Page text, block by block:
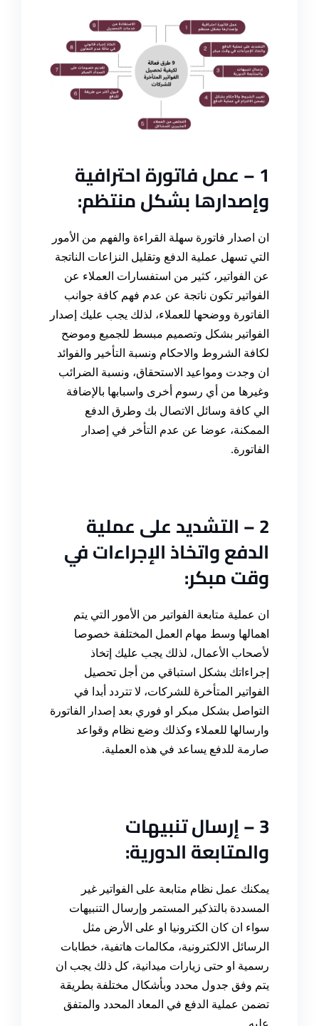
1 – عمل فاتورةاحترافية
وإصدارها بشكل منتظم:
ان اصدار فاتورة سهلة القراءة والفهم من الأمور
التي تسهل عملية الدفع وتقليل النزاعات الناتجة
عن الفواتير، كثير من استفسارات العملاء عن
الفواتير تكون ناتجة عن عدم فهم كافة جوانب
الفاتورة ووضحها للعملاء، لذلك يجب عليك إصدار
الفواتير بشكل وتصميم مبسط للجميع وموضح
لكافة الشروط والاحكام ونسبة التأخير والفوائد
ان وجدت ومواعيد الاستحقاق، ونسبة الضرائب
وغيرها من أي رسوم أخرى واسبابها بالإضافة
الي كافة وسائل الاتصال بك وطرق الدفع
الممكنة، عوضا عن عدم التأخر في إصدار
الفاتورة.
2 – ال تشديد على عملية
الدفع واتخاذ الإجراءات في
وقت مبكر:
ان عملية متابعة الفواتير من الأمور التي يتم
اهمالها وسط مهام العمل المختلفة خصوصا
لأصحاب الأعمال، لذلك يجب عليك إتخاذ
إجراءاتك بشكل استباقي من أجل تحصيل
الفواتير المتأخرة للشركات، لا تتردد أبدا في
التواصل بشكل مبكر او فوري بعد إصدار الفاتورة
وارسالها للعملاء وكذلك وضع نظام وقواعد
صارمة للدفع يساعد في هذه العملية.
3 – إرسال تنبيهات
والمتابعة الدورية:
يمكنك عمل نظام متابعة على الفواتير غير
المسددة بالتذكير المستمر وإرسال التنبيهات
سواء ان كان الكترونيا او على الأرض مثل
الرسائل الالكترونية، مكالمات هاتفية، خطابات
رسمية او حتى زيارات ميدانية، كل ذلك يجب ان
يتم وفق جدول محدد وبأشكال مختلفة بطريقة
تضمن عملية الدفع في المعاد المحدد والمتفق